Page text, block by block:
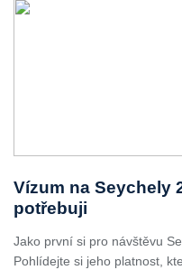
Vízum na Seychely
potřebuji
Jako první si pro návštěvu
Pohlídejte si jeho platnost,